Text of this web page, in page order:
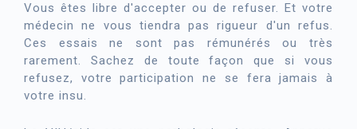
Vous êtes libre d'accepter ou de refuser. Et votre
médecin ne vous tiendra pas rigueur d'un refus.
Ces essais ne sont pas rémunérés ou très
rarement. Sachez de toute façon que si vous
refusez, votre participation ne se fera jamais à
votre insu.